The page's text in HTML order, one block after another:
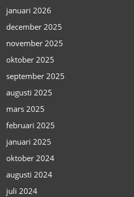
januari 2026
december 2025
november 2025
oktober 2025
september 2025
augusti 2025
mars 2025
februari 2025
januari 2025
oktober 2024
augusti 2024
juli 2024